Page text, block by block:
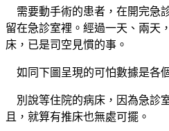
需要動手術的患者，在開完急
留在急診室裡。經過一天、兩天
床，已是司空見慣的事。
如同下圖呈現的可怕數據是各
別說等住院的病床，因為急診
且，就算有推床也無處可擺。